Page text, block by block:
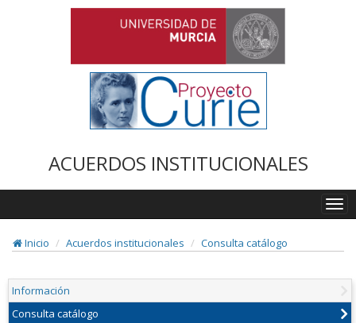
ACUERDOS INSTITUCIONALES
Inicio
Acuerdos institucionales Consulta catálogo
Información
Consulta catálogo